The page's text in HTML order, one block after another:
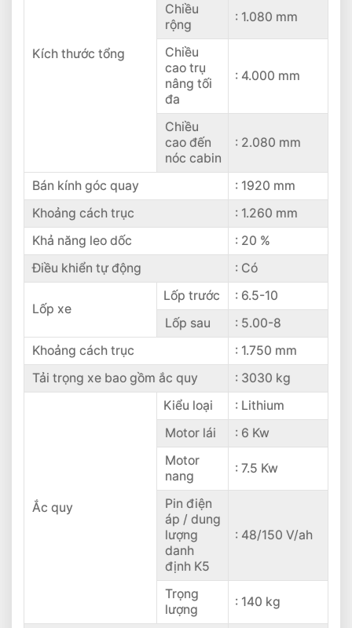
Kích thước tổng
Chiều
rộng
: 1.080 mm
Chiều
cao trụ
nâng tối
đa
: 4.000 mm
Chiều
cao đến
nóc cabin
: 2.080 mm
Bán kính góc quay
: 1920 mm
Khoảng cách trục
: 1.260 mm
Khả năng leo dốc
: 20 %
Điều khiển tự động
: Có
Lốp xe
Lốp trước
: 6.5-10
Lốp sau
: 5.00-8
Khoảng cách trục
: 1.750 mm
Tải trọng xe bao gồm ắc quy
: 3030 kg
Ắc quy
Kiểu loại
: Lithium
Motor lái
: 6 Kw
Motor
nang
: 7.5 Kw
Pin điện
áp / dung
lượng
danh
định K5
: 48/150 V/ah
Trọng
lượng
: 140 kg